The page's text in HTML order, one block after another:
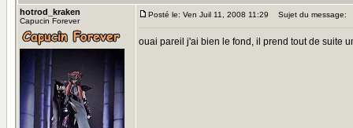
hotrod_kraken
Capucin Forever
Posté le: Ven Juil 11, 2008 11:29 Sujet du message:
ouai pareil j'ai bien le fond, il prend tout de suite